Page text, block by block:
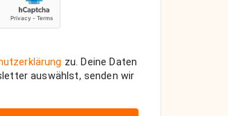
zu. Deine Daten
auswählst, senden wir